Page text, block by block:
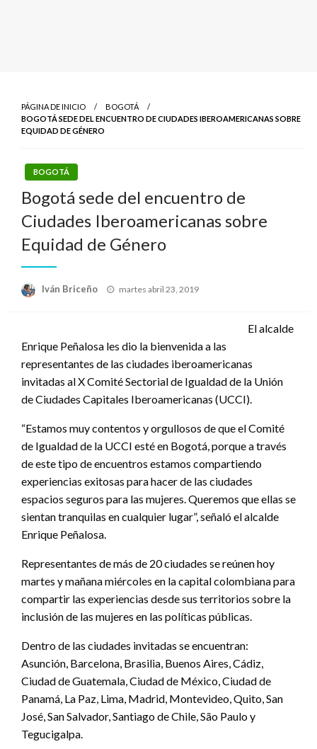
PÁGINA DE INICIO
BOGOTÁ
BOGOTÁ SEDE DEL ENCUENTRO DE CIUDADES IBEROAMERICANAS SOBRE
EQUIDAD DE GÉNERO
BOGOTÁ
Bogotá sede del encuentro de
Ciudades Iberoamericanas sobre
Equidad de Género
Iván Briceño
Publicado
martes abril 23, 2019
El alcalde
Enrique Peñalosa les dio la bienvenida a las
representantes de las ciudades iberoamericanas
invitadas al X Comité Sectorial de Igualdad de la Unión
de Ciudades Capitales Iberoamericanas (UCCI).
“Estamos muy contentos y orgullosos de que el Comité
de Igualdad de la UCCI esté en Bogotá, porque a través
de este tipo de encuentros estamos compartiendo
experiencias exitosas para hacer de las ciudades
espacios seguros para las mujeres. Queremos que ellas se
sientan tranquilas en cualquier lugar”, señaló el alcalde
Enrique Peñalosa.
Representantes de más de 20 ciudades se reúnen hoy
martes y mañana miércoles en la capital colombiana para
compartir las experiencias desde sus territorios sobre la
inclusión de las mujeres en las políticas públicas.
Dentro de las ciudades invitadas se encuentran:
Asunción, Barcelona, Brasilia, Buenos Aires, Cádiz,
Ciudad de Guatemala, Ciudad de México, Ciudad de
Panamá, La Paz, Lima, Madrid, Montevideo, Quito, San
José, San Salvador, Santiago de Chile, São Paulo y
Tegucigalpa.